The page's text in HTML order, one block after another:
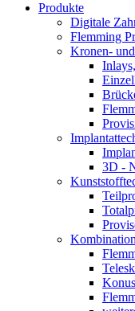
Produkte
Digitale
Flemming
Kronen-
3D -